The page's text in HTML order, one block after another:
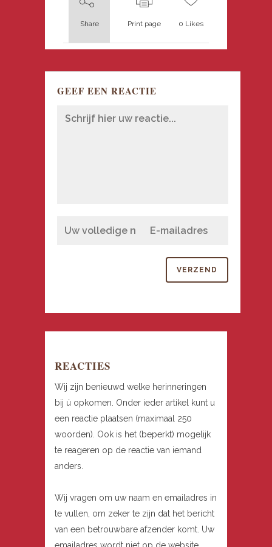
Share Print page 0 Likes
GEEF EEN REACTIE
REACTIES
Wij zijn benieuwd welke herinneringen
bij ú opkomen. Onder ieder artikel kunt u
een reactie plaatsen (maximaal 250
woorden). Ook is het (beperkt) mogelijk
te reageren op de reactie van iemand
anders.
Wij vragen om uw naam en emailadres in
te vullen, om zeker te zijn dat het bericht
van een betrouwbare afzender komt. Uw